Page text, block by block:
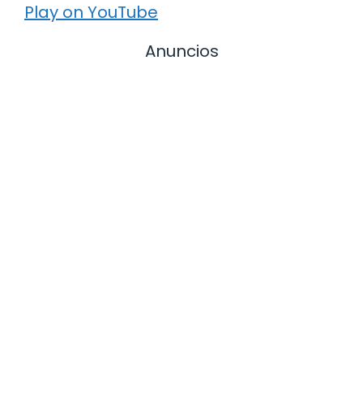
Play on YouTube
Anuncios